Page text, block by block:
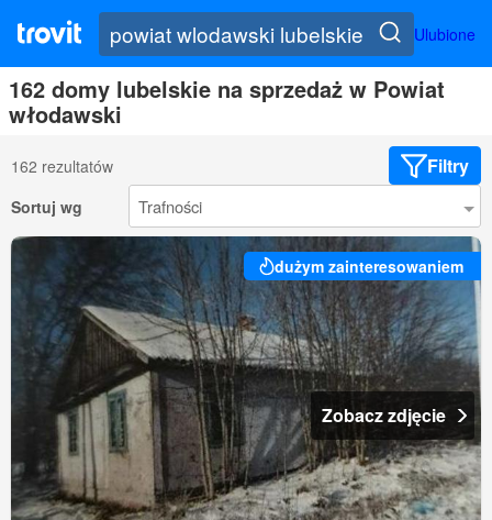
Ulubione
162 domy lubelskie na sprzedaż w Powiat
włodawski
162 rezultatów Filtry
Sortuj wg
dużym zainteresowaniem
Zobacz zdjęcie